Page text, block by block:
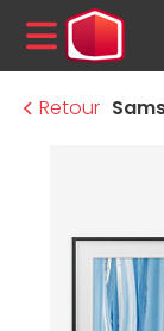
MENU
Retour